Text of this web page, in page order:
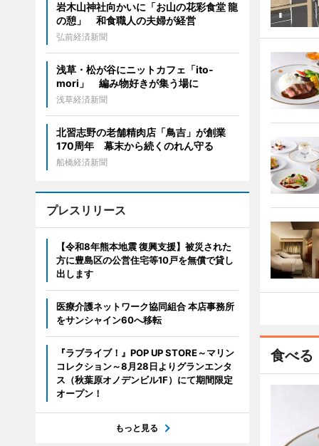
食べる
岩木山神社向かいに「お山の花彩食堂 龍
の憩」 和食職人の夫婦が経営
弘前経済新聞
浅草・松が谷にニットカフェ「ito-
mori」 編み物好きが集う場に
浅草経済新聞
北習志野の老舗精肉店「鳥吉」が創業
170周年 幕末から続くのれん守る
船橋経済新聞
プレスリリース
【令和8年熊本地震 復興支援】被災された
方に豊島区の公営住宅等10戸を無償で貸し
出します
医療介護ネットワーク協同組合 本店事務所
をサンシャイン60へ移転
『ラブライブ！』POP UP STORE～マリン
コレクション～8月28日よりグランエンタ
ス（秋葉原オノデンビル1F）にて期間限定
オープン！
もっと見る